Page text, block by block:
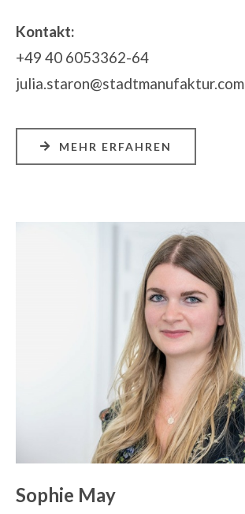
Kontakt:
+49 40 6053362-64
julia.staron@stadtmanufaktur.com
MEHR ERFAHREN
Sophie May